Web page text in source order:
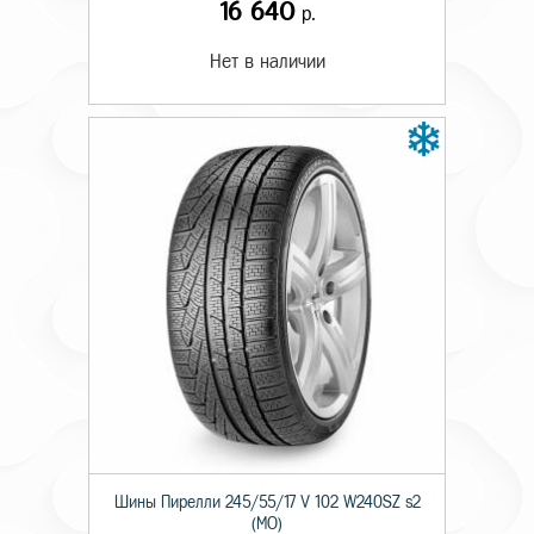
16 640р.
Нет в наличии
Шины Пирелли 245/55/17 V 102 W240SZ s2
(MO)